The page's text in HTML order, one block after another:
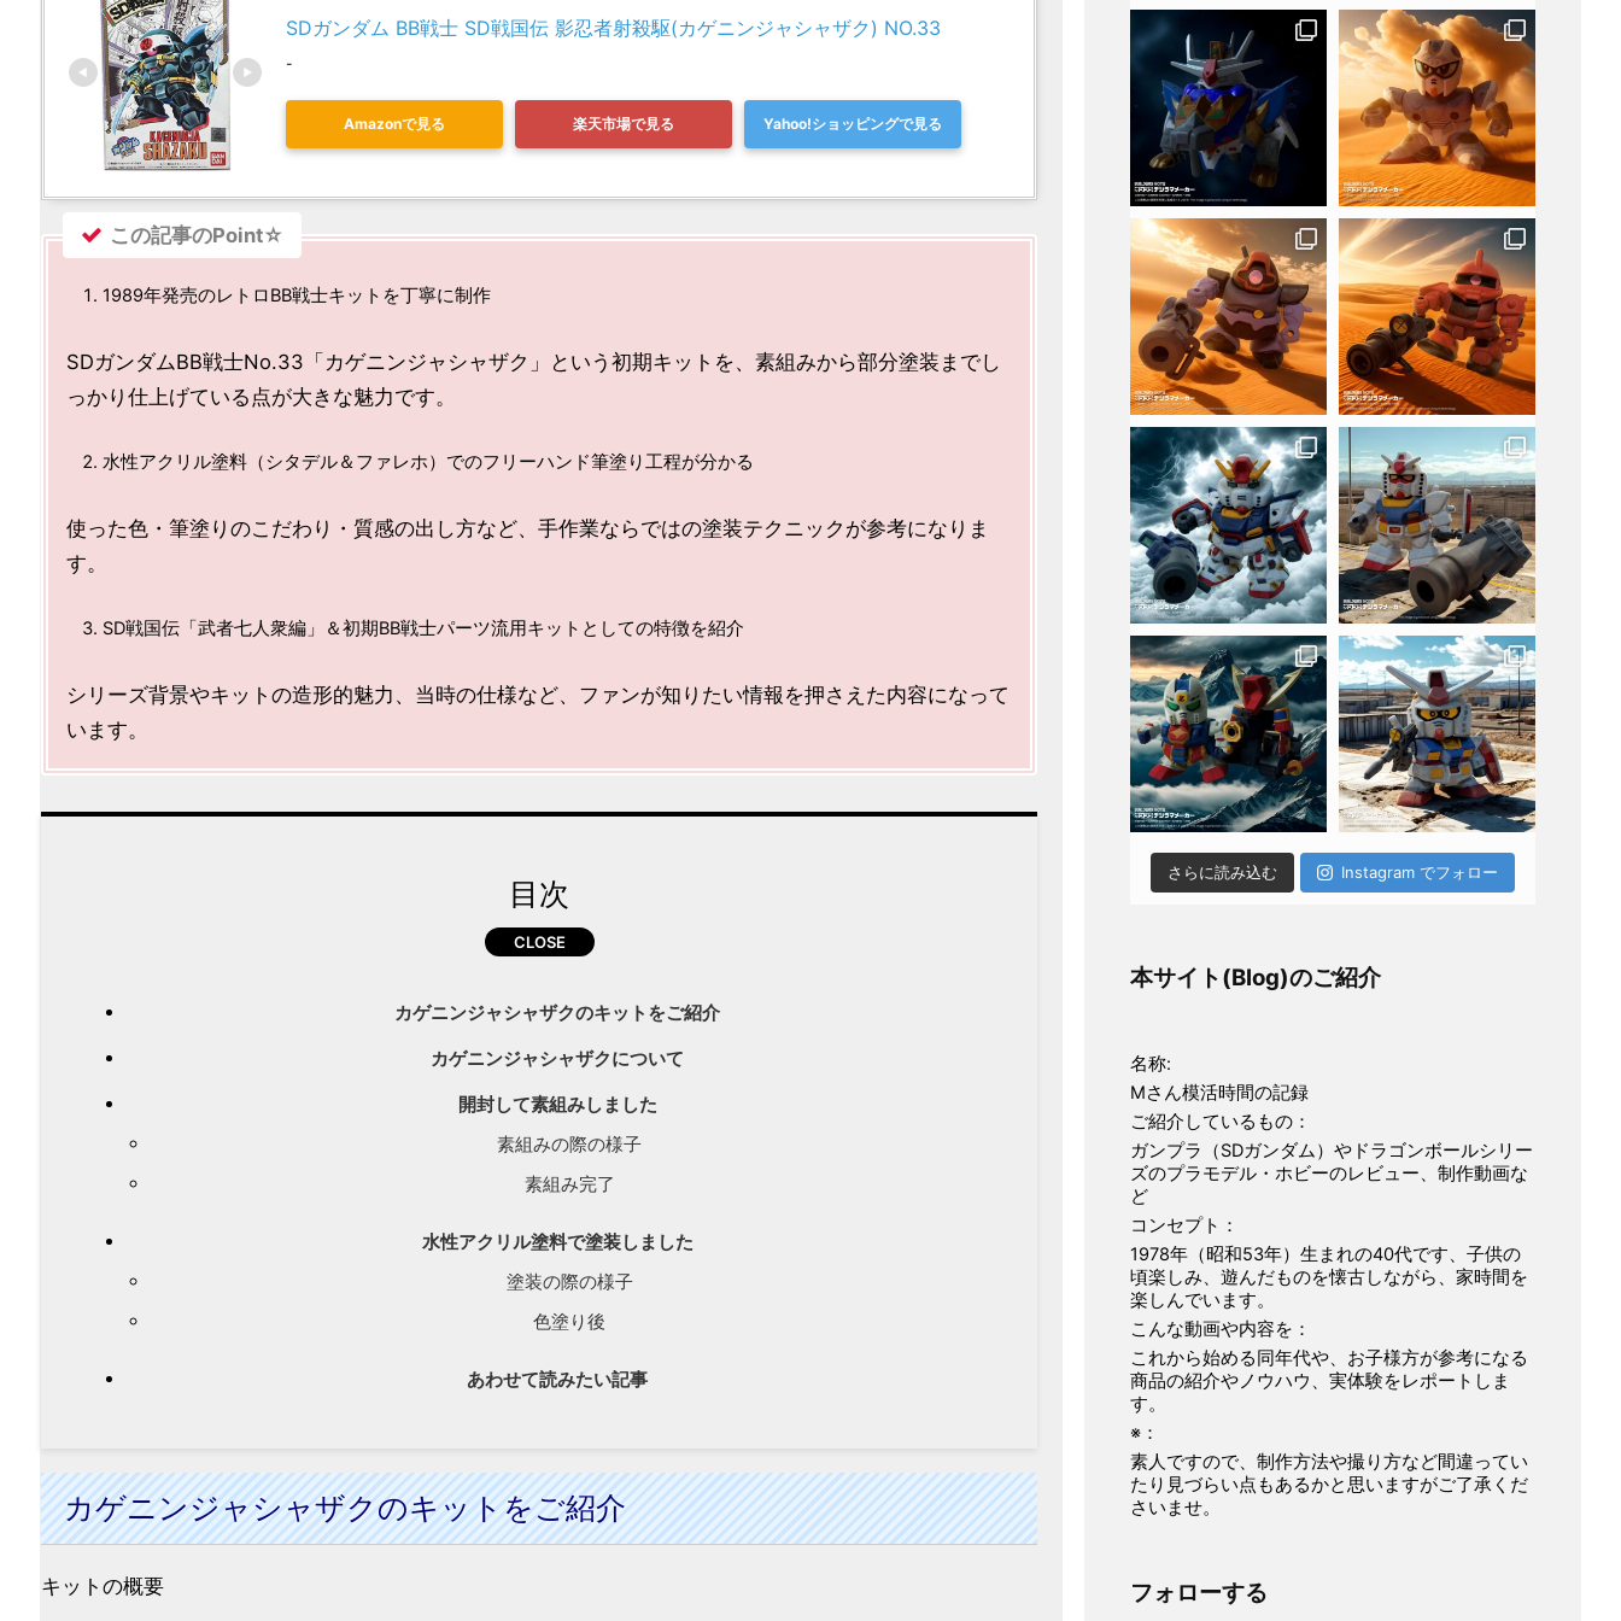
SDガンダム BB戦士 SD戦国伝 影忍者射殺駆(カゲニンジャシャザク) NO.33
-
Amazonで見る 楽天市場で見る Yahoo!ショッピングで見る
この記事のPoint☆
1989年発売のレトロBB戦士キットを丁寧に制作
SDガンダムBB戦士No.33「カゲニンジャシャザク」という初期キットを、素組みから部分塗装までし
っかり仕上げている点が大きな魅力です。
水性アクリル塗料（シタデル＆ファレホ）でのフリーハンド筆塗り工程が分かる
使った色・筆塗りのこだわり・質感の出し方など、手作業ならではの塗装テクニックが参考になりま
す。
SD戦国伝「武者七人衆編」＆初期BB戦士パーツ流用キットとしての特徴を紹介
シリーズ背景やキットの造形的魅力、当時の仕様など、ファンが知りたい情報を押さえた内容になって
います。
目次
カゲニンジャシャザクのキットをご紹介
カゲニンジャシャザクについて
開封して素組みしました
素組みの際の様子
素組み完了
水性アクリル塗料で塗装しました
塗装の際の様子
色塗り後
あわせて読みたい記事
カゲニンジャシャザクのキットをご紹介
キットの概要
さらに読み込む Instagram でフォロー
本サイト(Blog)のご紹介
名称:
Mさん模活時間の記録
ご紹介しているもの：
ガンプラ（SDガンダム）やドラゴンボールシリー
ズのプラモデル・ホビーのレビュー、制作動画な
ど
コンセプト：
1978年（昭和53年）生まれの40代です、子供の
頃楽しみ、遊んだものを懐古しながら、家時間を
楽しんでいます。
こんな動画や内容を：
これから始める同年代や、お子様方が参考になる
商品の紹介やノウハウ、実体験をレポートしま
す。
※：
素人ですので、制作方法や撮り方など間違ってい
たり見づらい点もあるかと思いますがご了承くだ
さいませ。
フォローする